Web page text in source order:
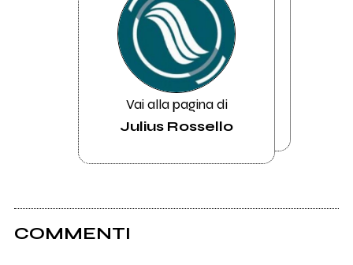
Vai alla pagina di
Julius Rossello
COMMENTI